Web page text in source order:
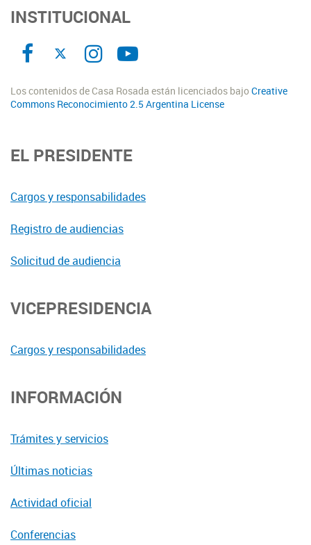
INSTITUCIONAL
Los contenidos de Casa Rosada están licenciados bajoCreative
Commons Reconocimiento 2.5 Argentina License
EL PRESIDENTE
Cargos y responsabilidades
Registro de audiencias
Solicitud de audiencia
VICEPRESIDENCIA
Cargos y responsabilidades
INFORMACIÓN
Trámites y servicios
Últimas noticias
Actividad oficial
Conferencias